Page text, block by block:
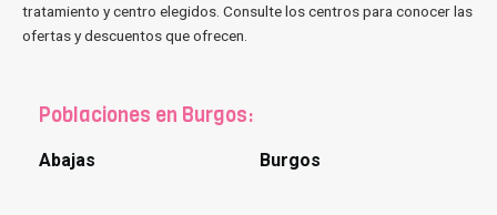
tratamiento y centro elegidos. Consulte los centros para conocer las
ofertas y descuentos que ofrecen.
Poblaciones en Burgos:
Abajas Burgos